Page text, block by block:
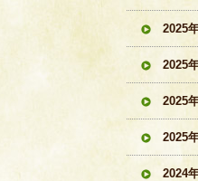
2025
2025
2025
2025
2024